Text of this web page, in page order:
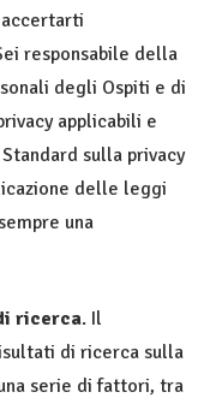
responsabile della
degli Ospiti e di
applicabili e
sulla privacy
delle leggi
una
ricerca. Il
di ricerca sulla
serie di fattori, tra